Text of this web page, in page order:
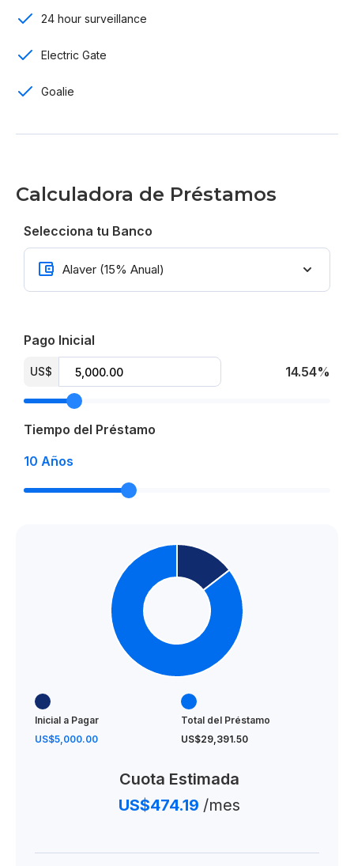
Tendido eléctrico
Permisología al día
20% firma de contrato
From US$ 33,823
24 hour surveillance
Electric Gate
Goalie
Calculadora de Préstamos
Selecciona tu Banco
Pago Inicial
US$ 14.54%
Tiempo del Préstamo
10 Años
Inicial a Pagar
US$5,000.00
Total del Préstamo
US$29,391.50
Cuota Estimada
US$474.19 /mes